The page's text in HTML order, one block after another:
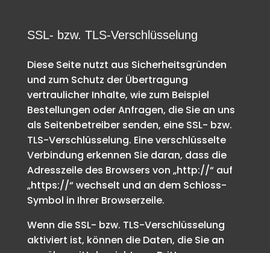
SSL- bzw. TLS-Verschlüsselung
Diese Seite nutzt aus Sicherheitsgründen
und zum Schutz der Übertragung
vertraulicher Inhalte, wie zum Beispiel
Bestellungen oder Anfragen, die Sie an uns
als Seitenbetreiber senden, eine SSL- bzw.
TLS-Verschlüsselung. Eine verschlüsselte
Verbindung erkennen Sie daran, dass die
Adresszeile des Browsers von „http://“ auf
„https://“ wechselt und an dem Schloss-
Symbol in Ihrer Browserzeile.
Wenn die SSL- bzw. TLS-Verschlüsselung
aktiviert ist, können die Daten, die Sie an